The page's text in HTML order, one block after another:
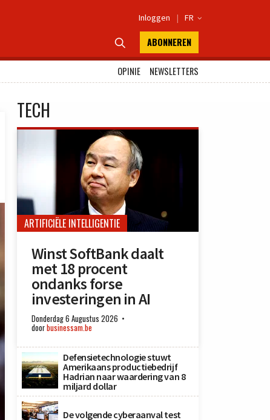
Inloggen | FR 
 ABONNEREN
OPINIE
NEWSLETTERS
TECH
ARTIFICIËLE INTELLIGENTIE
Winst SoftBank daalt
met 18 procent
ondanks forse
investeringen in AI
Donderdag 6 Augustus 2026
doorbusinessam.be
Defensietechnologie stuwt
Amerikaans productiebedrijf
Hadrian naar waardering van 8
miljard dollar
De volgende cyberaanval test